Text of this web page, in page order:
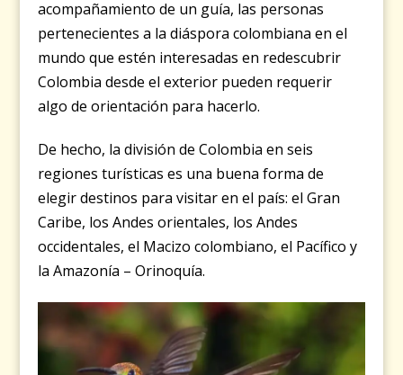
acompañamiento de un guía, las personas
pertenecientes a la diáspora colombiana en el
mundo que estén interesadas en redescubrir
Colombia desde el exterior pueden requerir
algo de orientación para hacerlo.
De hecho, la división de Colombia en seis
regiones turísticas es una buena forma de
elegir destinos para visitar en el país: el Gran
Caribe, los Andes orientales, los Andes
occidentales, el Macizo colombiano, el Pacífico y
la Amazonía – Orinoquía.